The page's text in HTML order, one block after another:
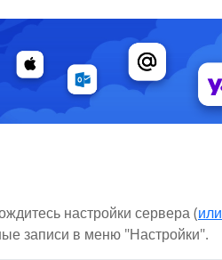
настройки сервера (или
записи в меню "Настройки".